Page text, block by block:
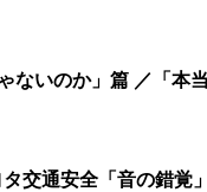
ないのか」篇 ／「本
交通安全「音の錯覚」